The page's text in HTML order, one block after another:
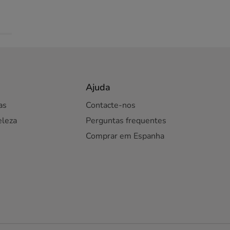
Ajuda
Contacte-nos
Perguntas frequentes
Comprar em Espanha